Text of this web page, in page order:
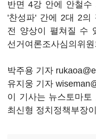
반면 4강 안에 안철수
'찬성파' 간에 2대 2의
전 양상이 펼쳐질 수
선거여론조사심의위
박주용 기자
유지웅 기자
이 기사는 뉴스토마
최신형 정치정책부장